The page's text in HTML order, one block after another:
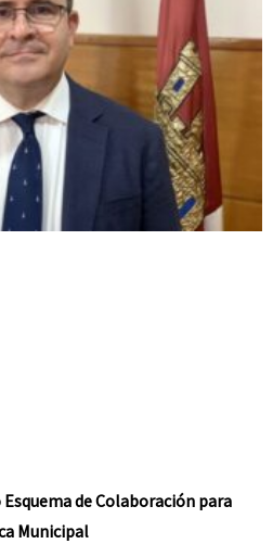
de Colaboración para
Municipal